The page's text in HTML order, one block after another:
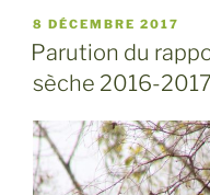
PUBLIÉ
LE
8 DÉCEMBRE 2017
Parution du
sèche 2016-2017